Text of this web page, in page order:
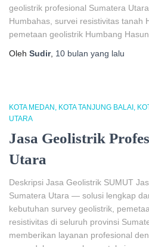
geolistrik profesional Sumatera
Humbahas, survei resistivitas tanah
pemetaan geolistrik Humbang
Oleh Sudir, 10 bulan yang lalu
KOTA MEDAN KOTA TANJUNG BALAI
UTARA
Jasa Geolistrik
Utara
Deskripsi Jasa Geolistrik SUMUT
Sumatera Utara — solusi lengkap
kebutuhan survey geolistrik,
resistivitas di seluruh provinsi
memberikan layanan profesional